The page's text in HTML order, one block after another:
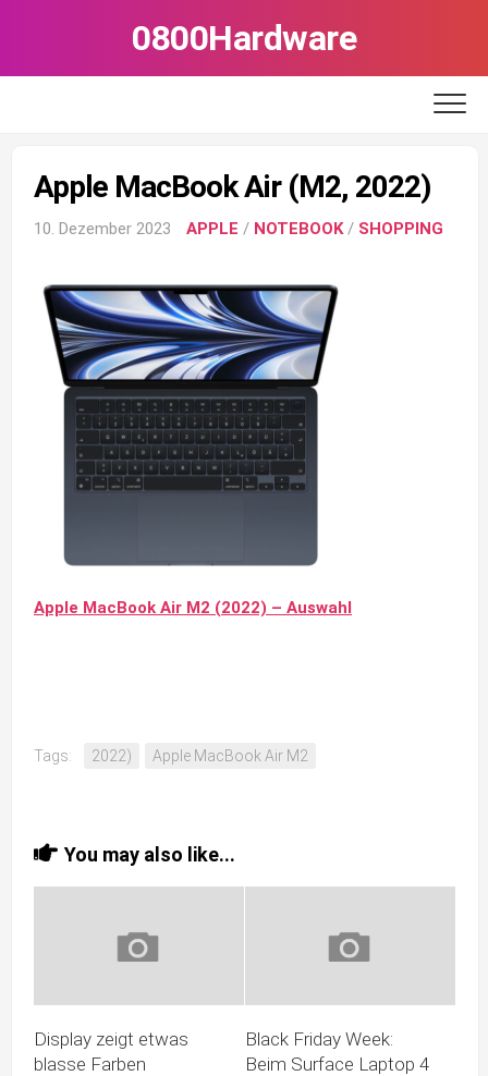
0800Hardware
Apple MacBook Air (M2, 2022)
10. Dezember 2023 APPLE / NOTEBOOK/ SHOPPING
Apple MacBook Air M2 (2022) – Auswahl
Tags: 2022) Apple MacBook Air M2
You may also like...
Display zeigt etwas
blasse Farben
Black Friday Week:
Beim Surface Laptop 4